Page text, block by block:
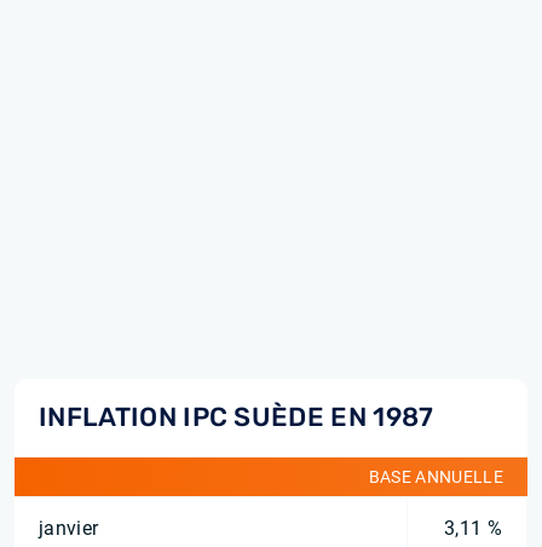
INFLATION IPC SUÈDE EN 1987
BASE ANNUELLE
janvier 3,11 %